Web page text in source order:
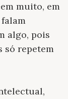
muito, em
algo, pois
só repetem